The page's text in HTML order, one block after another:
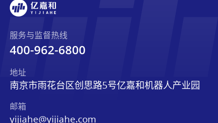
服务与监督热线
400-962-6800
地址
南京市雨花台区创思路5号亿嘉和机器人产业园
邮箱
yijiahe@yijiahe.com